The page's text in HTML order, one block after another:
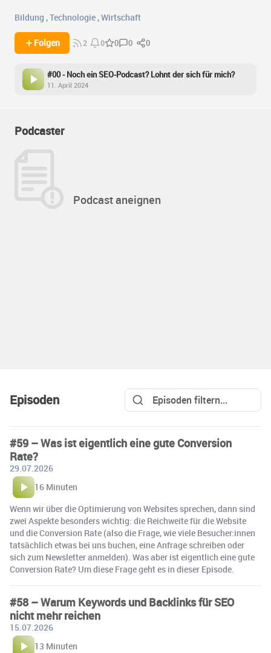
Bildung ,Technologie ,Wirtschaft
Folgen 2 0 0 0 0
#00 - Noch ein SEO-Podcast? Lohnt der sich für mich?
11. April 2024
Podcaster
Podcast aneignen
Episoden
#59 – Was ist eigentlich eine gute Conversion
Rate?
29.07.2026
16 Minuten
Wenn wir über die Optimierung von Websites sprechen, dann sind
zwei Aspekte besonders wichtig: die Reichweite für die Website
und die Conversion Rate (also die Frage, wie viele Besucher:innen
tatsächlich etwas bei uns buchen, eine Anfrage schreiben oder
sich zum Newsletter anmelden). Was aber ist eigentlich eine gute
Conversion Rate? Um diese Frage geht es in dieser Episode.
#58 – Warum Keywords und Backlinks für SEO
nicht mehr reichen
15.07.2026
13 Minuten